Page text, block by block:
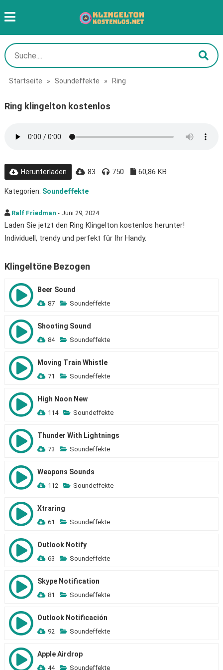
Startseite » Soundeffekte » Ring
Ring klingelton kostenlos
Herunterladen 83 750 60,86 KB
Kategorien: Soundeffekte
Ralf Friedman - Juni 29, 2024
Laden Sie jetzt den Ring Klingelton kostenlos herunter!
Individuell, trendy und perfekt für Ihr Handy.
Klingeltöne Bezogen
Beer Sound
87 Soundeffekte
Shooting Sound
84 Soundeffekte
Moving Train Whistle
71 Soundeffekte
High Noon New
114 Soundeffekte
Thunder With Lightnings
73 Soundeffekte
Weapons Sounds
112 Soundeffekte
Xtraring
61 Soundeffekte
Outlook Notify
63 Soundeffekte
Skype Notification
81 Soundeffekte
Outlook Notificación
92 Soundeffekte
Apple Airdrop
44 Soundeffekte